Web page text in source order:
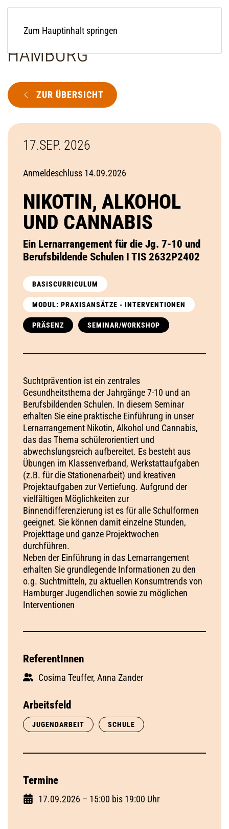
Zum Hauptinhalt springen
ZUR ÜBERSICHT
17.SEP. 2026
Anmeldeschluss 14.09.2026
NIKOTIN, ALKOHOL
UND CANNABIS
Ein Lernarrangement für die Jg. 7-10 und
Berufsbildende Schulen I TIS 2632P2402
BASISCURRICULUM
MODUL: PRAXISANSÄTZE - INTERVENTIONEN
PRÄSENZ SEMINAR/WORKSHOP
Suchtprävention ist ein zentrales
Gesundheitsthema der Jahrgänge 7-10 und an
Berufsbildenden Schulen. In diesem Seminar
erhalten Sie eine praktische Einführung in unser
Lernarrangement Nikotin, Alkohol und Cannabis,
das das Thema schülerorientiert und
abwechslungsreich aufbereitet. Es besteht aus
Übungen im Klassenverband, Werkstattaufgaben
(z.B. für die Stationenarbeit) und kreativen
Projektaufgaben zur Vertiefung. Aufgrund der
vielfältigen Möglichkeiten zur
Binnendifferenzierung ist es für alle Schulformen
geeignet. Sie können damit einzelne Stunden,
Projekttage und ganze Projektwochen
durchführen.
Neben der Einführung in das Lernarrangement
erhalten Sie grundlegende Informationen zu den
o.g. Suchtmitteln, zu aktuellen Konsumtrends von
Hamburger Jugendlichen sowie zu möglichen
Interventionen
ReferentInnen
Cosima Teuffer, Anna Zander
Arbeitsfeld
JUGENDARBEIT SCHULE
Termine
17.09.2026 – 15:00 bis 19:00 Uhr